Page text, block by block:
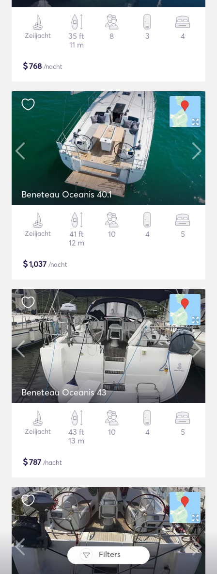
Filters
Zeiljacht
35 ft
11 m
8 3 4
$768 /nacht
Beneteau Oceanis 40.1
Zeiljacht
41 ft
12 m
10 4 5
$1,037 /nacht
Beneteau Oceanis 43
Zeiljacht
43 ft
13 m
10 4 5
$787 /nacht